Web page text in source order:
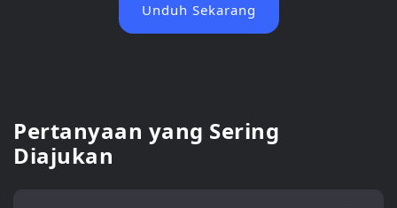
Unduh Sekarang
Pertanyaan yang Sering
Diajukan